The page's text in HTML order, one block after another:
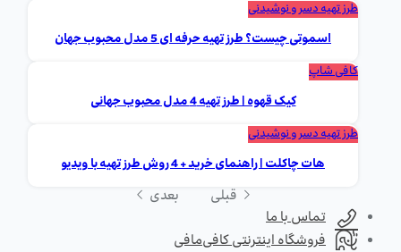
طرز تهیه دسر و نوشیدنی
اسموتی چیست؟ طرز تهیه حرفه ای 5 مدل محبوب جهان
کافی شاپ
کیک قهوه | طرز تهیه 4 مدل محبوب جهانی
طرز تهیه دسر و نوشیدنی
هات چاکلت | راهنمای خرید + 4 روش طرز تهیه با ویدیو
قبلی
بعدی
تماس با ما
فروشگاه اینترنتی کافی‌مافی